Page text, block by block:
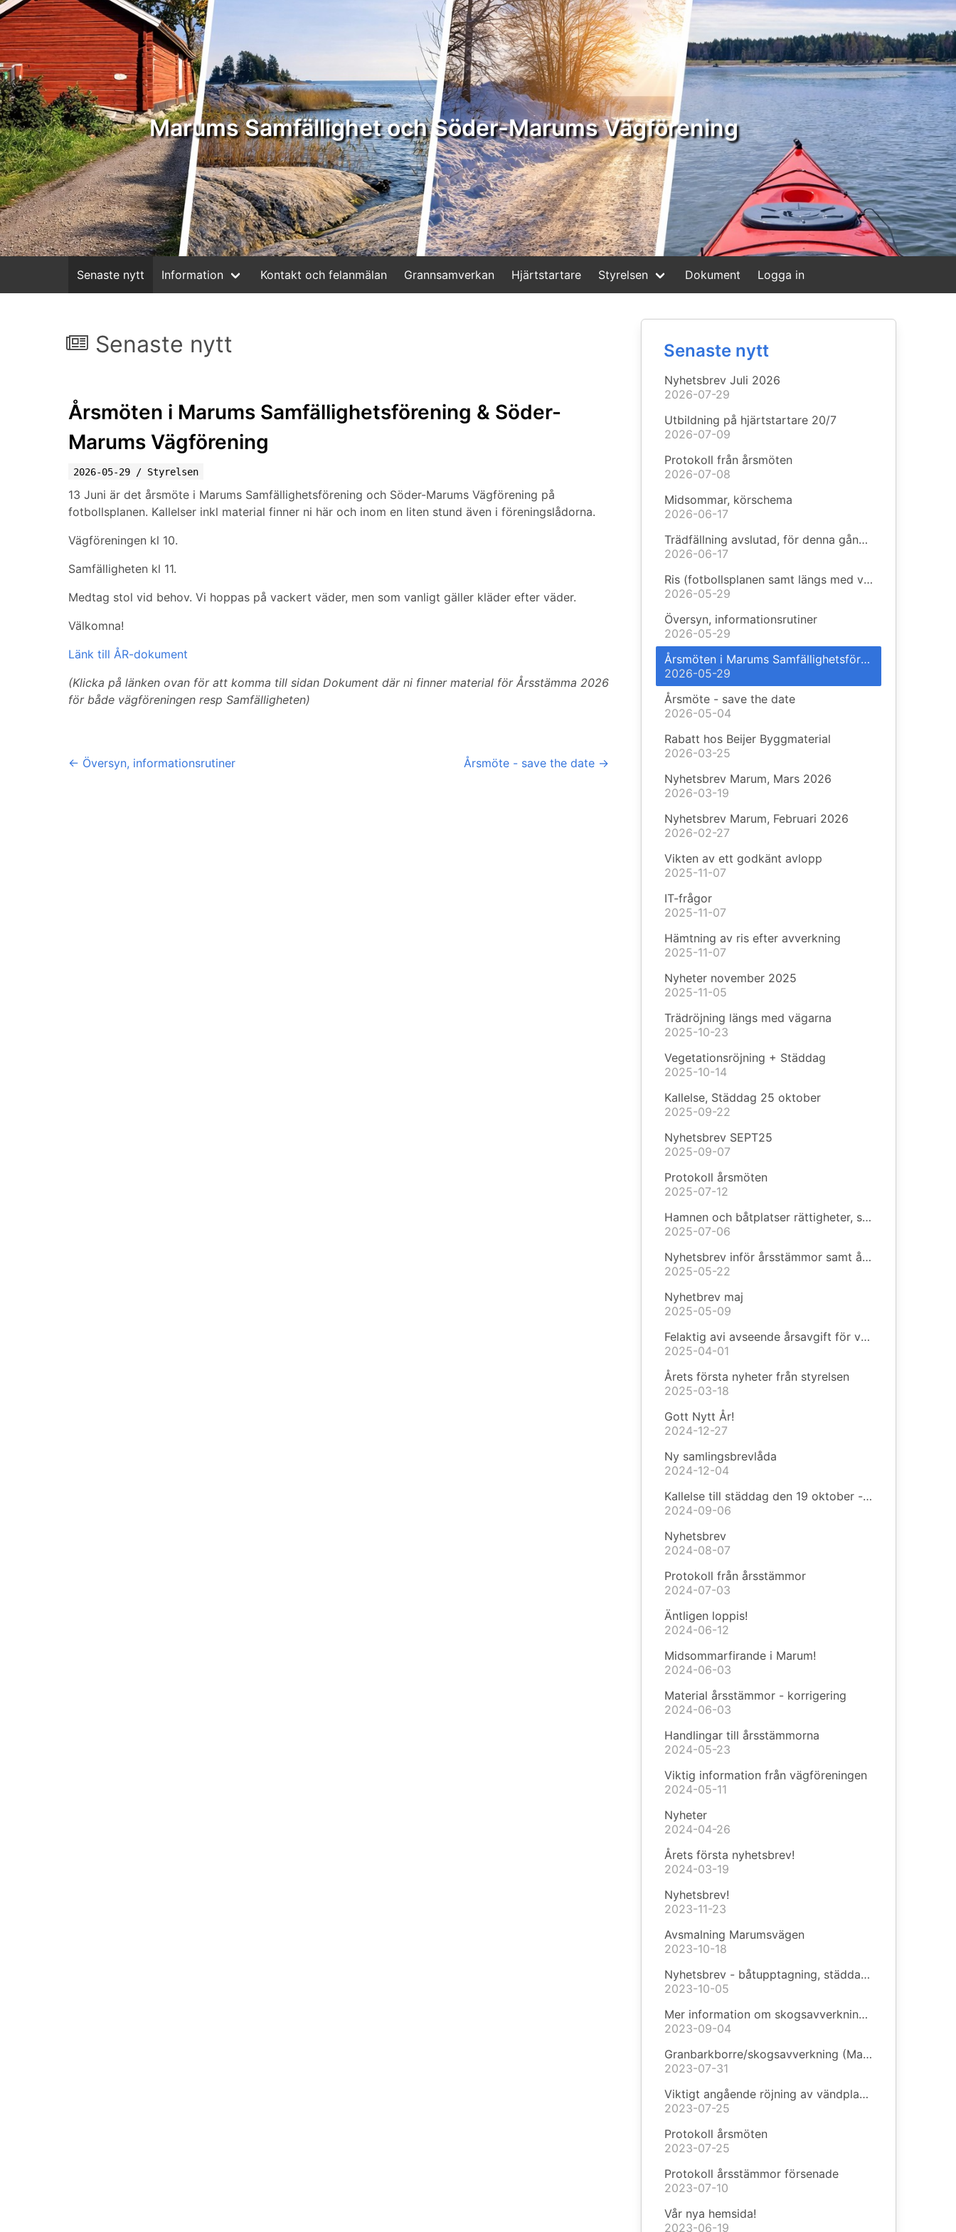
Marums Samfällighet och Söder-Marums Vägförening
Senaste nytt Information Kontakt och felanmälan Grannsamverkan Hjärtstartare Styrelsen Dokument Logga in
Senaste nytt
Årsmöten i Marums Samfällighetsförening & Söder-
Marums Vägförening
2026-05-29 / Styrelsen
13 Juni är det årsmöte i Marums Samfällighetsförening och Söder-Marums Vägförening på
fotbollsplanen. Kallelser inkl material finner ni här och inom en liten stund även i föreningslådorna.
Vägföreningen kl 10.
Samfälligheten kl 11.
Medtag stol vid behov. Vi hoppas på vackert väder, men som vanligt gäller kläder efter väder.
Välkomna!
Länk till ÅR-dokument
(Klicka på länken ovan för att komma till sidan Dokument där ni finner material för Årsstämma 2026
för både vägföreningen resp Samfälligheten)
← Översyn, informationsrutiner Årsmöte - save the date →
Senaste nytt
Nyhetsbrev Juli 2026
2026-07-29
Utbildning på hjärtstartare 20/7
2026-07-09
Protokoll från årsmöten
2026-07-08
Midsommar, körschema
2026-06-17
Trädfällning avslutad, för denna gången
2026-06-17
Ris (fotbollsplanen samt längs med vägarna)
2026-05-29
Översyn, informationsrutiner
2026-05-29
Årsmöten i Marums Samfällighetsförening & Söder-Marums Vägförening
2026-05-29
Årsmöte - save the date
2026-05-04
Rabatt hos Beijer Byggmaterial
2026-03-25
Nyhetsbrev Marum, Mars 2026
2026-03-19
Nyhetsbrev Marum, Februari 2026
2026-02-27
Vikten av ett godkänt avlopp
2025-11-07
IT-frågor
2025-11-07
Hämtning av ris efter avverkning
2025-11-07
Nyheter november 2025
2025-11-05
Trädröjning längs med vägarna
2025-10-23
Vegetationsröjning + Städdag
2025-10-14
Kallelse, Städdag 25 oktober
2025-09-22
Nyhetsbrev SEPT25
2025-09-07
Protokoll årsmöten
2025-07-12
Hamnen och båtplatser rättigheter, skyldigheter samt aktuella kontaktuppgifter
2025-07-06
Nyhetsbrev inför årsstämmor samt årsredovisningar
2025-05-22
Nyhetbrev maj
2025-05-09
Felaktig avi avseende årsavgift för vägföreningen
2025-04-01
Årets första nyheter från styrelsen
2025-03-18
Gott Nytt År!
2024-12-27
Ny samlingsbrevlåda
2024-12-04
Kallelse till städdag den 19 oktober - information
2024-09-06
Nyhetsbrev
2024-08-07
Protokoll från årsstämmor
2024-07-03
Äntligen loppis!
2024-06-12
Midsommarfirande i Marum!
2024-06-03
Material årsstämmor - korrigering
2024-06-03
Handlingar till årsstämmorna
2024-05-23
Viktig information från vägföreningen
2024-05-11
Nyheter
2024-04-26
Årets första nyhetsbrev!
2024-03-19
Nyhetsbrev!
2023-11-23
Avsmalning Marumsvägen
2023-10-18
Nyhetsbrev - båtupptagning, städdag och soptunnor!
2023-10-05
Mer information om skogsavverkningen
2023-09-04
Granbarkborre/skogsavverkning (Marklov 6:20)
2023-07-31
Viktigt angående röjning av vändplaner
2023-07-25
Protokoll årsmöten
2023-07-25
Protokoll årsstämmor försenade
2023-07-10
Vår nya hemsida!
2023-06-19